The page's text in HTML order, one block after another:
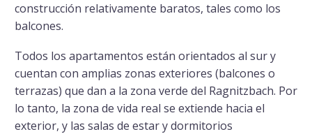
construcción relativamente baratos, tales como los
balcones.
Todos los apartamentos están orientados al sur y
cuentan con amplias zonas exteriores (balcones o
terrazas) que dan a la zona verde del Ragnitzbach. Por
lo tanto, la zona de vida real se extiende hacia el
exterior, y las salas de estar y dormitorios